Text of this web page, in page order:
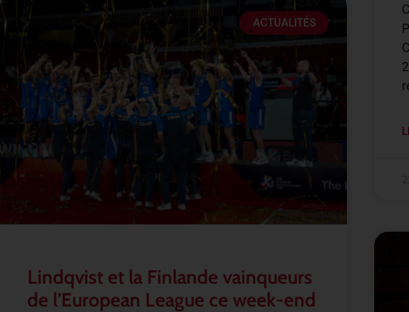
ACTUALITÉS
Lindqvist et la Finlande vainqueurs
de l’European League ce week-end